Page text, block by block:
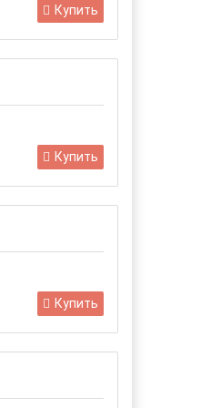
Купить
Купить
Купить